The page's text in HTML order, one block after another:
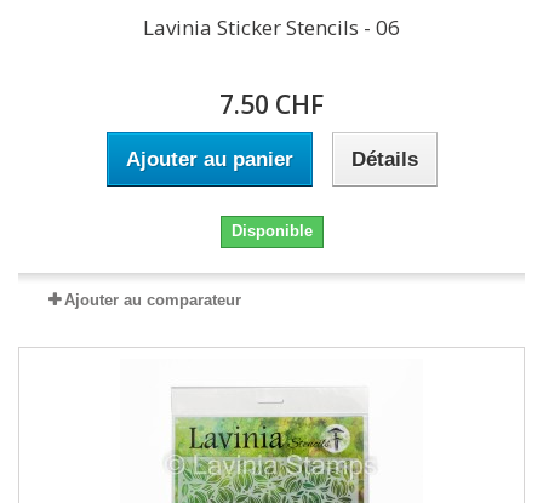
Lavinia Sticker Stencils - 06
7.50 CHF
Ajouter au panier Détails
Disponible
Ajouter au comparateur